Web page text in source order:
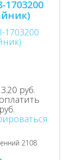
3.20 руб.
2108